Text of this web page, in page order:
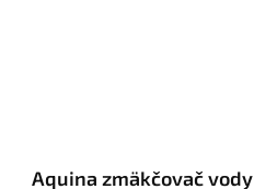
Aquina zmäkčovač vody